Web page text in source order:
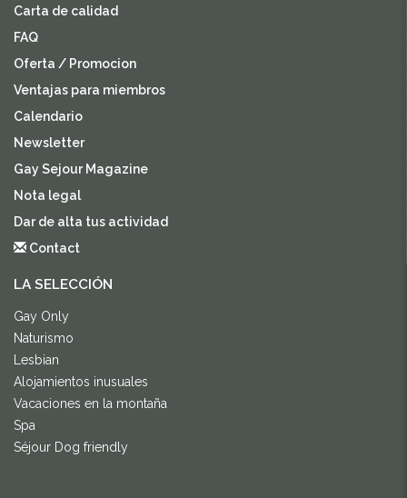
Carta de calidad
FAQ
Oferta / Promocion
Ventajas para miembros
Calendario
Newsletter
Gay Sejour Magazine
Nota legal
Dar de alta tus actividad
Contact
LA SELECCIÓN
Gay Only
Naturismo
Lesbian
Alojamientos inusuales
Vacaciones en la montaña
Spa
Séjour Dog friendly